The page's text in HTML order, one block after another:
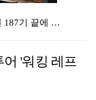
187기 끝에 …
'유부녀 킬러' 무진성, 천재 해커의 냉철·허당미 오가…
'워킹 레프